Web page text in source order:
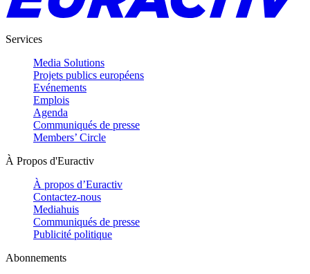
Services
Media Solutions
Projets publics européens
Evénements
Emplois
Agenda
Communiqués de presse
Members’ Circle
À Propos d'Euractiv
À propos d’Euractiv
Contactez-nous
Mediahuis
Communiqués de presse
Publicité politique
Abonnements